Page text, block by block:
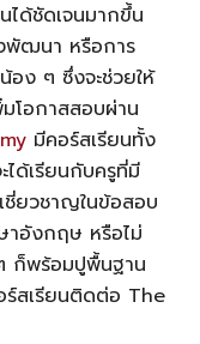
ได้ชัดเจนมากขึ้น
งพัฒนา หรือการ
อง ๆ ซึ่งจะช่วยให้
โอกาสสอบผ่าน
มีคอร์สเรียนทั้ง
ได้เรียนกับครูที่มี
ชี่ยวชาญในข้อสอบ
าอังกฤษ หรือไม่
ก็พร้อมปูพื้นฐาน
ร์สเรียนติดต่อ The